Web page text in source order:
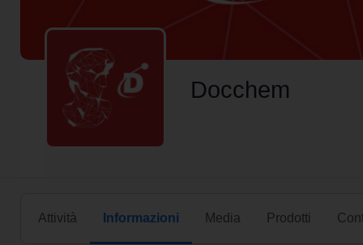
Docchem
Attività Informazioni Media Prodotti